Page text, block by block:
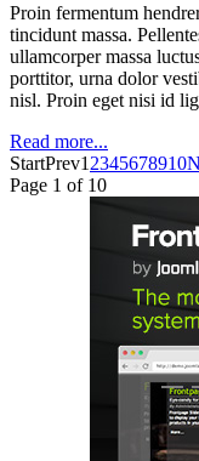
Proin fermentum
tincidunt massa.
ullamcorper massa
porttitor, urna dolor
nisl. Proin eget nisi id
Read more...
StartPrev1 2345678910
Page 1 of 10